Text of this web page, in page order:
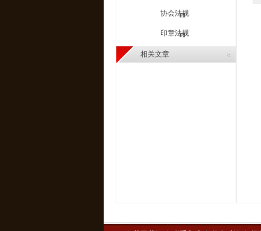
协会法规
印章法规
相关文章